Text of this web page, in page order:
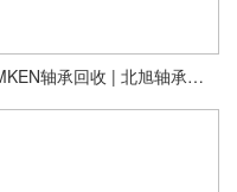
TIMKEN轴承回收 | 北旭轴承支持批量回收，企业合作可靠选择